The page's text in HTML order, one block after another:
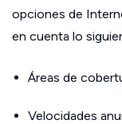
opciones de
en cuenta lo
Áreas de
Velocidades